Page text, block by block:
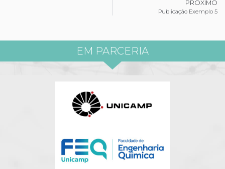
PRÓXIMO
Publicação Exemplo 5
EM PARCERIA